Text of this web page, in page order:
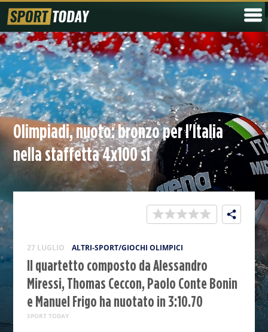
Olimpiadi, nuoto: bronzo per l'Italia
nella staffetta 4x100 sl
27 LUGLIO ALTRI-SPORT/GIOCHI OLIMPICI
Il quartetto composto da Alessandro
Miressi, Thomas Ceccon, Paolo Conte Bonin
e Manuel Frigo ha nuotato in 3:10.70
SPORT TODAY